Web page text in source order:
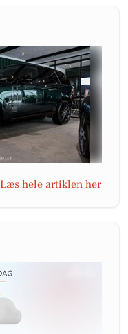
Læs hele artiklen her